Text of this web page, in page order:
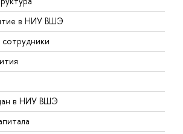
в НИУ ВШЭ
в НИУ ВШЭ